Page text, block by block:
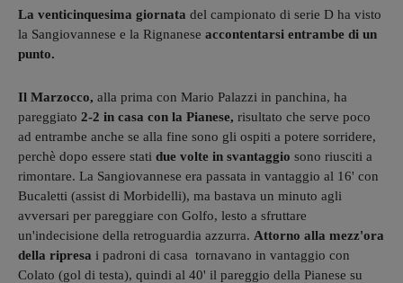
La venticinquesima giornata del campionato di serie D ha visto
la Sangiovannese e la Rignanese accontentarsi entrambe di un
punto.
Il Marzocco, alla prima con Mario Palazzi in panchina, ha
pareggiato 2-2 in casa con la Pianese, risultato che serve poco
ad entrambe anche se alla fine sono gli ospiti a potere sorridere,
perchè dopo essere stati due volte in svantaggio sono riusciti a
rimontare. La Sangiovannese era passata in vantaggio al 16' con
Bucaletti (assist di Morbidelli), ma bastava un minuto agli
avversari per pareggiare con Golfo, lesto a sfruttare
un'indecisione della retroguardia azzurra. Attorno alla mezz'ora
della ripresa i padroni di casa tornavano in vantaggio con
Colato (gol di testa), quindi al 40' il pareggio della Pianese su